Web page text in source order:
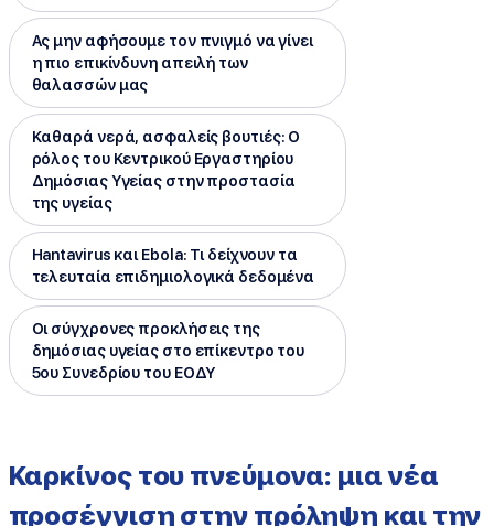
Ας μην αφήσουμε τον πνιγμό να γίνει
η πιο επικίνδυνη απειλή των
θαλασσών μας
Καθαρά νερά, ασφαλείς βουτιές: Ο
ρόλος του Κεντρικού Εργαστηρίου
Δημόσιας Υγείας στην προστασία
της υγείας
Hantavirus και Ebola: Τι δείχνουν τα
τελευταία επιδημιολογικά δεδομένα
Οι σύγχρονες προκλήσεις της
δημόσιας υγείας στο επίκεντρο του
5ου Συνεδρίου του ΕΟΔΥ
Καρκίνος του πνεύμονα: μια νέα
προσέγγιση στην πρόληψη και την